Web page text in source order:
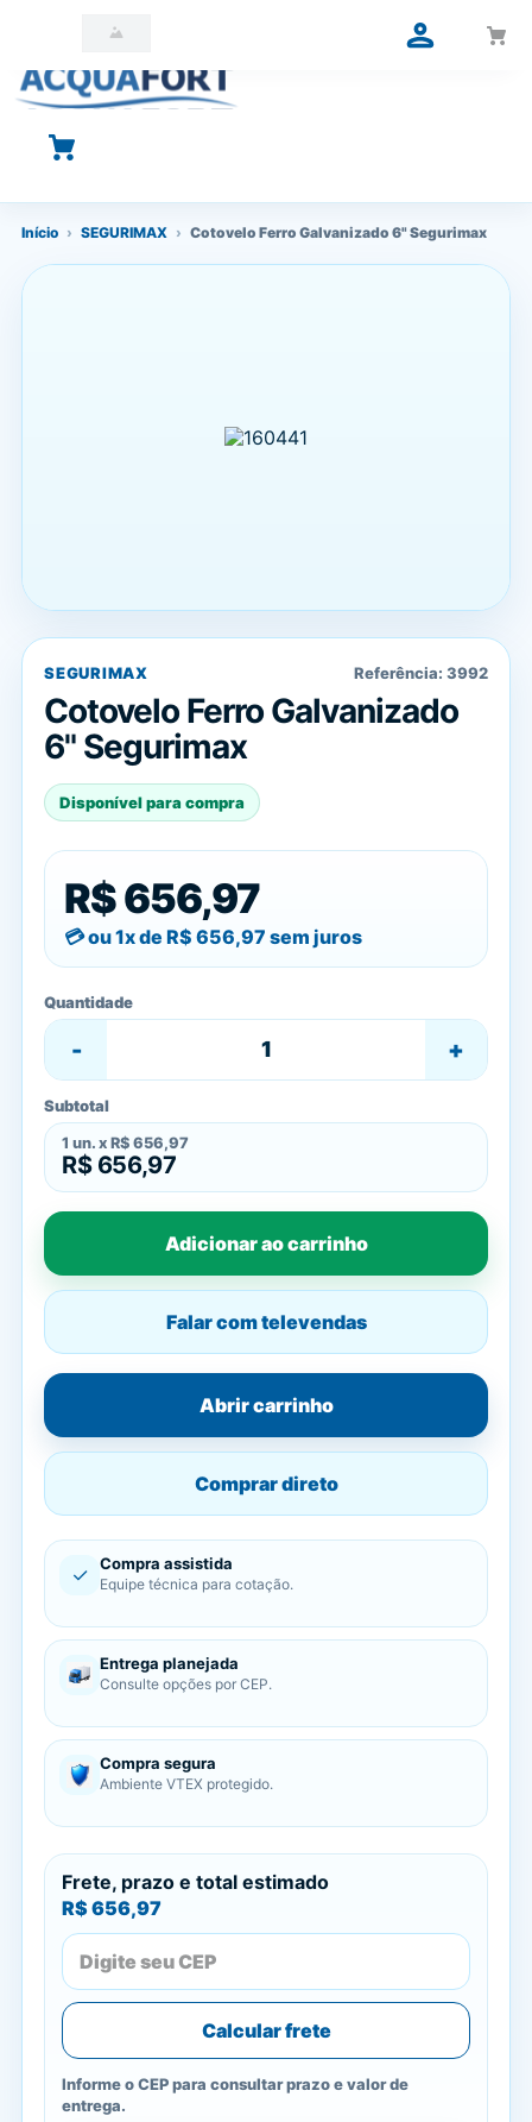
O que você está procurando?
Início › SEGURIMAX › Cotovelo Ferro Galvanizado 6" Segurimax
SEGURIMAX Referência: 3992
Cotovelo Ferro Galvanizado
6" Segurimax
Disponível para compra
R$ 656,97
ou 1x de R$ 656,97 sem juros
Quantidade
- +
Subtotal
1 un. x R$ 656,97
R$ 656,97
Adicionar ao carrinho
Falar com televendas
Abrir carrinho
Comprar direto
✓ Compra assistida
Equipe técnica para cotação.
Entrega planejada
Consulte opções por CEP.
Compra segura
Ambiente VTEX protegido.
Frete, prazo e total estimado
R$ 656,97
Calcular frete
Informe o CEP para consultar prazo e valor de
entrega.